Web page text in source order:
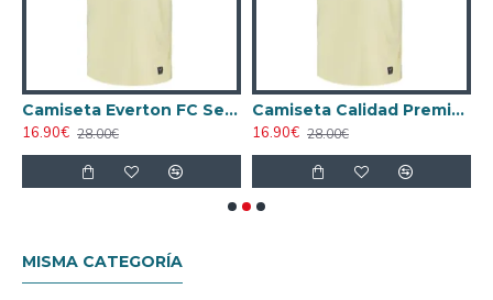
Camiseta Everton FC Segunda Equipación 2025/2026 Beige
16.90€ 28.00€
Camiseta Calidad Premium Everton FC Visitante 2025/26
16.90€ 28.00€
MISMA CATEGORÍA